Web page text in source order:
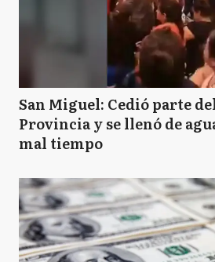
San Miguel: Cedió parte
Provincia y se llenó de
mal tiempo